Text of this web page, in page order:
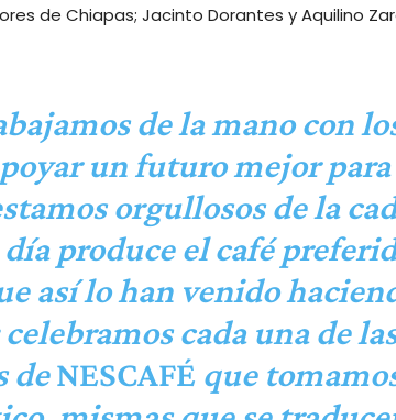
de Chiapas; Jacinto Dorantes y Aquilino
de la mano con
un futuro mejor
orgullosos de la
produce el café
así lo han venido
cada una de
deNESCAFÉ que